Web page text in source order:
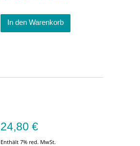
In den Warenkorb
24,80 €
Enthält 7% red. MwSt.